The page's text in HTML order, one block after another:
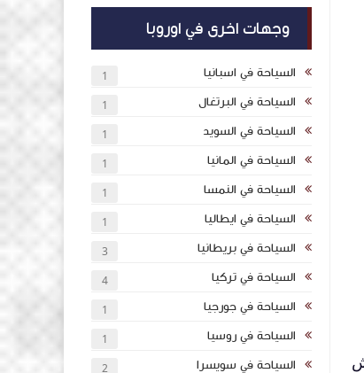
عام 2011، ويعيش
وجهات اخرى في اوروبا
السياحة في اسبانيا 1
السياحة في البرتغال 1
السياحة في السويد 1
السياحة في المانيا 1
السياحة في النمسا 1
السياحة في ايطاليا 1
السياحة في بريطانيا 3
السياحة في تركيا 4
السياحة في جورجيا 1
السياحة في روسيا 1
السياحة في سويسرا 2